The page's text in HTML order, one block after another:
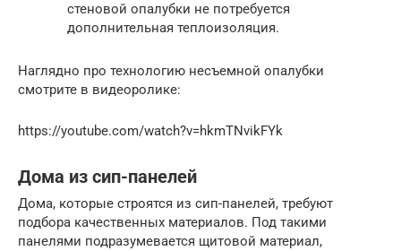
стеновой опалубки не потребуется
дополнительная теплоизоляция.
Наглядно про технологию несъемной опалубки
смотрите в видеоролике:
https://youtube.com/watch?v=hkmTNvikFYk
Дома из сип-панелей
Дома, которые строятся из сип-панелей, требуют
подбора качественных материалов. Под такими
панелями подразумевается щитовой материал,